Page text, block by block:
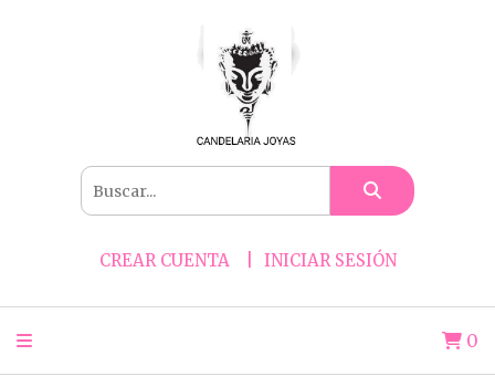
CREAR CUENTA INICIAR SESIÓN
0